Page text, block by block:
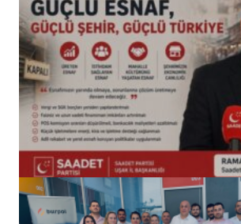
(başlıksız)
Alaattin Karahan tarafından 14/07/2026